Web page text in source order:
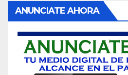
ANUNCIATE AHORA